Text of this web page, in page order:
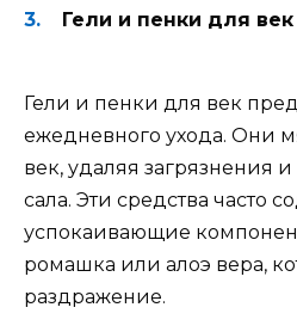
Гели и пенки для век
Гели и пенки для век
ежедневного ухода. Они
век, удаляя загрязнения
сала. Эти средства часто
успокаивающие
ромашка или алоэ вера,
раздражение.